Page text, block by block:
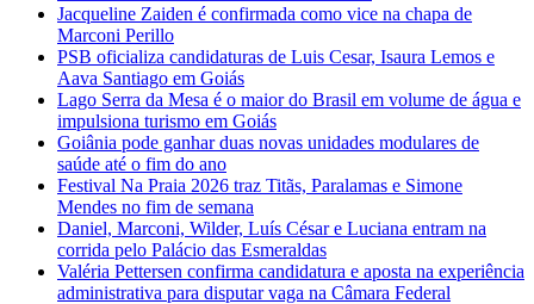
Jacqueline Zaiden é confirmada como vice na chapa de
Marconi Perillo
PSB oficializa candidaturas de Luis Cesar, Isaura Lemos e
Aava Santiago em Goiás
Lago Serra da Mesa é o maior do Brasil em volume de água e
impulsiona turismo em Goiás
Goiânia pode ganhar duas novas unidades modulares de
saúde até o fim do ano
Festival Na Praia 2026 traz Titãs, Paralamas e Simone
Mendes no fim de semana
Daniel, Marconi, Wilder, Luís César e Luciana entram na
corrida pelo Palácio das Esmeraldas
Valéria Pettersen confirma candidatura e aposta na experiência
administrativa para disputar vaga na Câmara Federal